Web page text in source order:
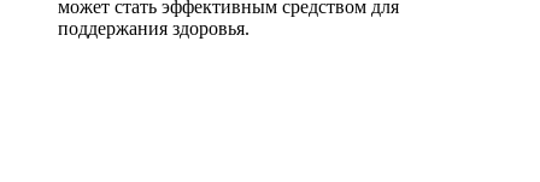
может стать эффективным средством для
поддержания здоровья.